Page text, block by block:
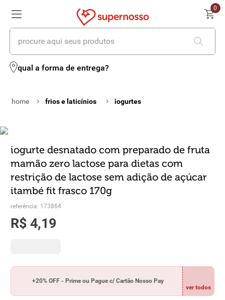
0
procure aqui seus produtos
qual a forma de entrega?
frios e laticínios iogurtes
iogurte desnatado com preparado de fruta
mamão zero lactose para dietas com
restrição de lactose sem adição de açúcar
itambé fit frasco 170g
referência: 173864
R$ 4,19
+20% OFF - Prime ou Pague c/ Cartão Nosso Pay
ver todos
termos mais buscados
2º leite
4º iogurte
5º queijo
6º vinhos
7º biscoito
8 detergente